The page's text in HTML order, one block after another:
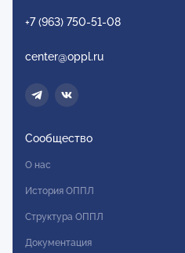
+7 (963) 750-51-08
center@oppl.ru
Сообщество
О нас
История ОППЛ
Структура ОППЛ
Документация